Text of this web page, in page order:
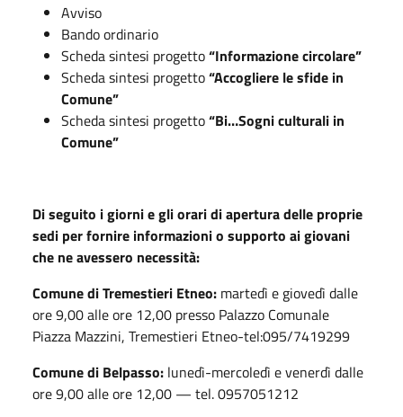
Avviso
Bando ordinario
Scheda sintesi progetto“Informazione circolare”
Scheda sintesi progetto“Accogliere le sfide in
Comune”
Scheda sintesi progetto“Bi…Sogni culturali in
Comune”
Di seguito i giorni e gli orari di apertura delle proprie
sedi per fornire informazioni o supporto ai giovani
che ne avessero necessità:
Comune di Tremestieri Etneo: martedì e giovedì dalle
ore 9,00 alle ore 12,00 presso Palazzo Comunale
Piazza Mazzini, Tremestieri Etneo-tel:095/7419299
Comune di Belpasso: lunedì-mercoledì e venerdì dalle
ore 9,00 alle ore 12,00 — tel. 0957051212